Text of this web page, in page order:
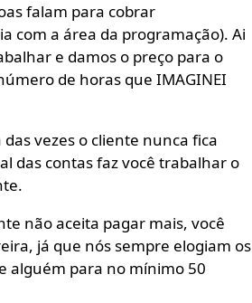
falam para cobrar
com a área da programação). Ai
e damos o preço para o
de horas que IMAGINEI
vezes o cliente nunca fica
das contas faz você trabalhar o
não aceita pagar mais, você
já que nós sempre elogiam os
alguém para no mínimo 50